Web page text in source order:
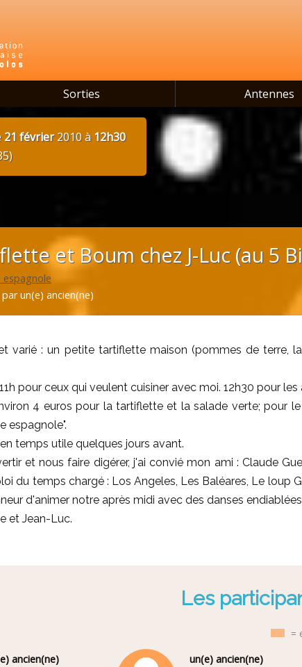
Sorties Antennes
21 février2010 à 12h30
et Boum chez J-Luc (au 5
espagnole
un(e) ancien(ne)
varié : un petite tartiflette maison (pommes de terre,
pour ceux qui veulent cuisiner avec moi. 12h30 pour les
4 euros pour la tartiflette et la salade verte; pour
espagnole".
temps utile quelques jours avant.
et nous faire digérer, j'ai convié mon ami : Claude
du temps chargé : Los Angeles, Les Baléares, Le loup
d'animer notre après midi avec des danses
et Jean-Luc.
Les
=
ancien(ne)
un(e) ancien(ne)